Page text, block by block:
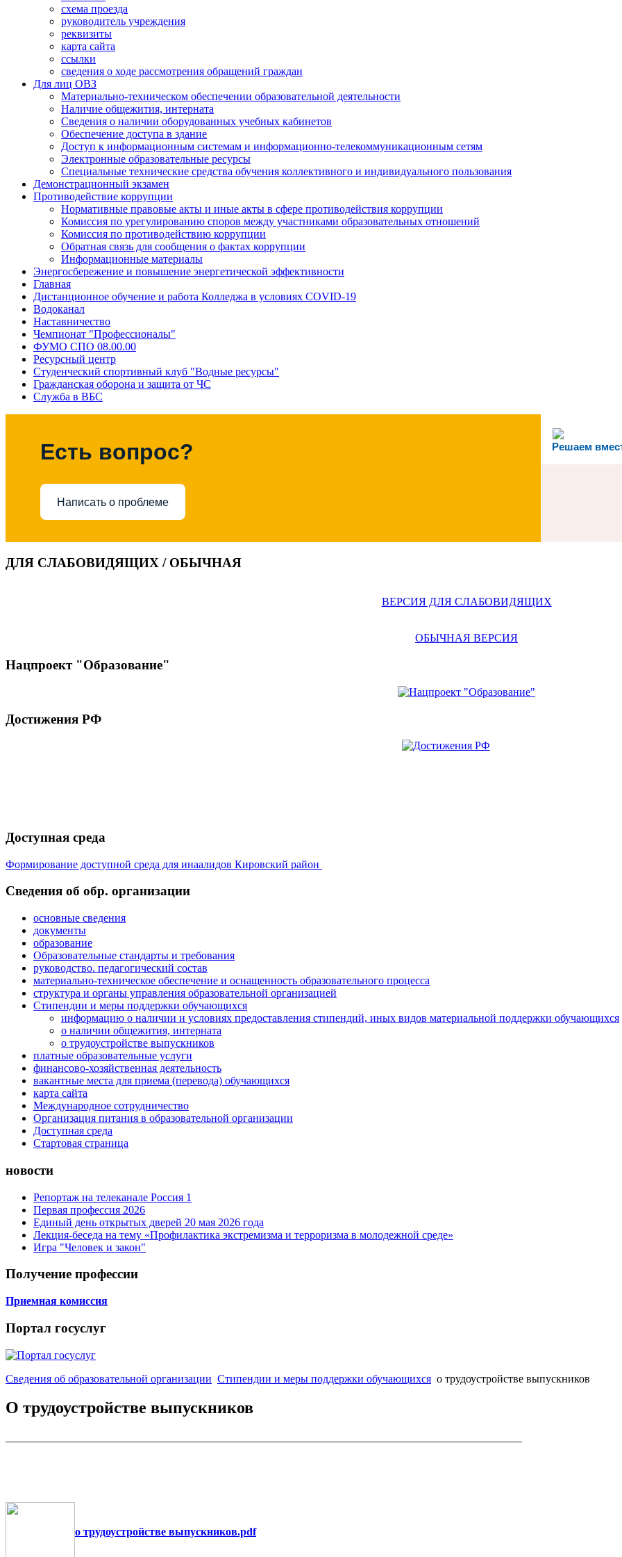
схема проезда
руководитель учреждения
реквизиты
карта сайта
ссылки
сведения о ходе рассмотрения обращений граждан
Для лиц ОВЗ
Материально-техническом обеспечении образовательной деятельности
Наличие общежития, интерната
Сведения о наличии оборудованных учебных кабинетов
Обеспечение доступа в здание
Доступ к информационным системам и информационно-телекоммуникационным сетям
Электронные образовательные ресурсы
Специальные технические средства обучения коллективного и индивидуального пользования
Демонстрационный экзамен
Противодействие коррупции
Нормативные правовые акты и иные акты в сфере противодействия коррупции
Комиссия по урегулированию споров между участниками образовательных отношений
Комиссия по противодействию коррупции
Обратная связь для сообщения о фактах коррупции
Информационные материалы
Энергосбережение и повышение энергетической эффективности
Главная
Дистанционное обучение и работа Колледжа в условиях COVID-19
Водоканал
Наставничество
Чемпионат "Профессионалы"
ФУМО СПО 08.00.00
Ресурсный центр
Студенческий спортивный клуб "Водные ресурсы"
Гражданская оборона и защита от ЧС
Служба в ВБС
Решаем
Есть вопрос?
Написать о проблеме
ДЛЯ СЛАБОВИДЯЩИХ / ОБЫЧНАЯ
ВЕРСИЯ ДЛЯ СЛАБОВИДЯЩИХ
ОБЫЧНАЯ ВЕРСИЯ
Нацпроект "Образование"
Достижения РФ
Доступная среда
Формирование доступной среда для инаалидов Кировский район
Cведения об обр. организации
основные сведения
документы
образование
Образовательные стандарты и требования
руководство. педагогический состав
материально-техническое обеспечение и оснащенность образовательного процесса
структура и органы управления образовательной организацией
Стипендии и меры поддержки обучающихся
информацию о наличии и условиях предоставления стипендий, иных видов материальной поддержки обучающихся
о наличии общежития, интерната
о трудоустройстве выпускников
платные образовательные услуги
финансово-хозяйственная деятельность
вакантные места для приема (перевода) обучающихся
карта сайта
Международное сотрудничество
Организация питания в образовательной организации
Доступная среда
Стартовая страница
новости
Репортаж на телеканале Россия 1
Первая профессия 2026
Единый день открытых дверей 20 мая 2026 года
Лекция-беседа на тему «Профилактика экстремизма и терроризма в молодежной среде»
Игра "Человек и закон"
Получение профессии
Приемная комиссия
Портал госуслуг
Сведения об образовательной организации Стипендии и меры поддержки обучающихся о трудоустройстве выпускников
О трудоустройстве выпускников
о трудоустройстве выпускников.pdf